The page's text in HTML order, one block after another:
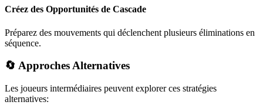
Créez des Opportunités de Cascade
Préparez des mouvements qui déclenchent plusieurs éliminations en
séquence.
🔄 Approches Alternatives
Les joueurs intermédiaires peuvent explorer ces stratégies
alternatives: